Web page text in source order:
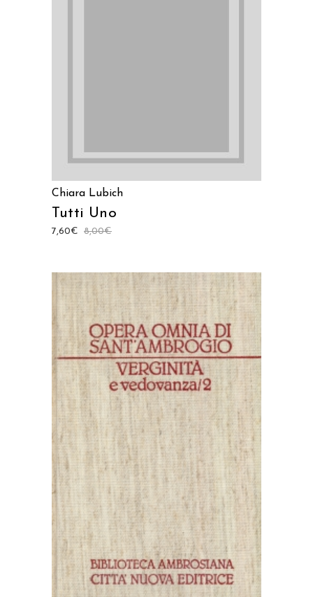
Chiara Lubich
Tutti Uno
8,00€
7,60€
AGGIUNGI AL CARRELLO